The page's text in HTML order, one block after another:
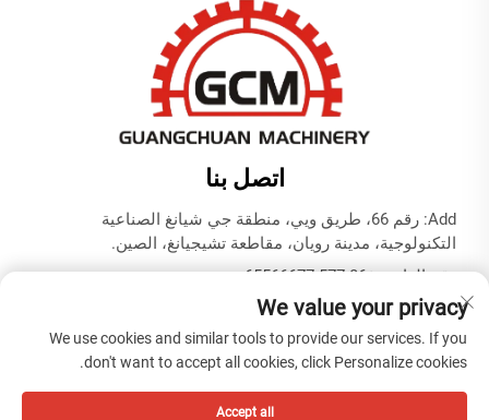
اتصل بنا
Add: رقم 66، طريق ويي، منطقة جي شيانغ الصناعية
التكنولوجية، مدينة رويان، مقاطعة تشيجيانغ، الصين.
رقم الهاتف:+86-577-65566677
البريد الإلكتروني:[email protected]
سياسة الخصوصية
We value your privacy
We use cookies and similar tools to provide our services. If you
don't want to accept all cookies, click Personalize cookies.
Accept all